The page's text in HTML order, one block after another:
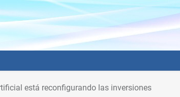
está reconfigurando las inversiones